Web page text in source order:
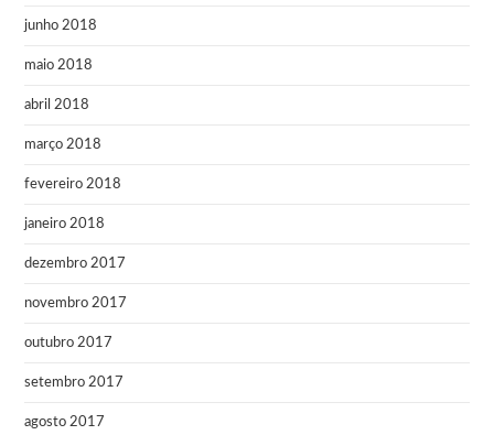
junho 2018
maio 2018
abril 2018
março 2018
fevereiro 2018
janeiro 2018
dezembro 2017
novembro 2017
outubro 2017
setembro 2017
agosto 2017